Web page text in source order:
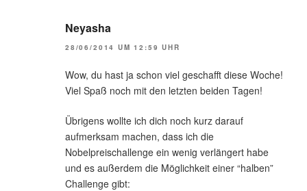
Neyasha
28/06/2014 UM 12:59 UHR
Wow, du hast ja schon viel geschafft diese Woche!
Viel Spaß noch mit den letzten beiden Tagen!
Übrigens wollte ich dich noch kurz darauf
aufmerksam machen, dass ich die
Nobelpreischallenge ein wenig verlängert habe
und es außerdem die Möglichkeit einer “halben”
Challenge gibt: